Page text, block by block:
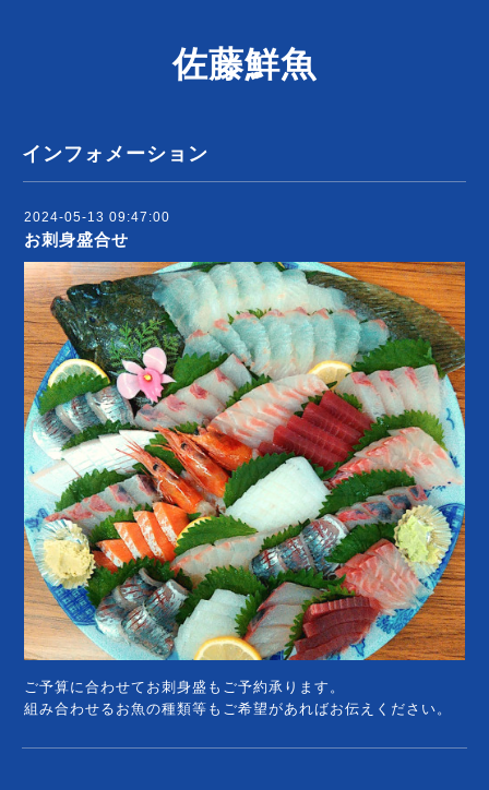
佐藤鮮魚
インフォメーション
2024-05-13 09:47:00
お刺身盛合せ
ご予算に合わせてお刺身盛もご予約承ります。
組み合わせるお魚の種類等もご希望があればお伝えください。